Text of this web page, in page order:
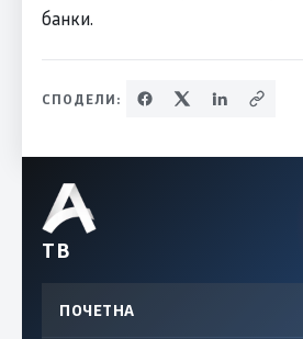
банки.
СПОДЕЛИ:
ТВ
ПОЧЕТНА